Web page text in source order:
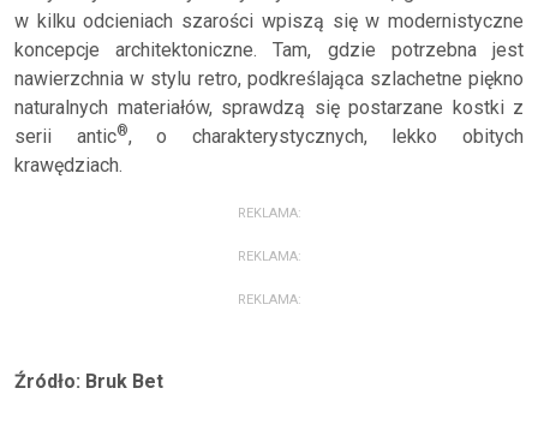
w kilku odcieniach szarości wpiszą się w modernistyczne
koncepcje architektoniczne. Tam, gdzie potrzebna jest
nawierzchnia w stylu retro, podkreślająca szlachetne piękno
naturalnych materiałów, sprawdzą się postarzane kostki z
serii antic®, o charakterystycznych, lekko obitych
krawędziach.
REKLAMA:
REKLAMA:
REKLAMA:
Źródło: Bruk Bet